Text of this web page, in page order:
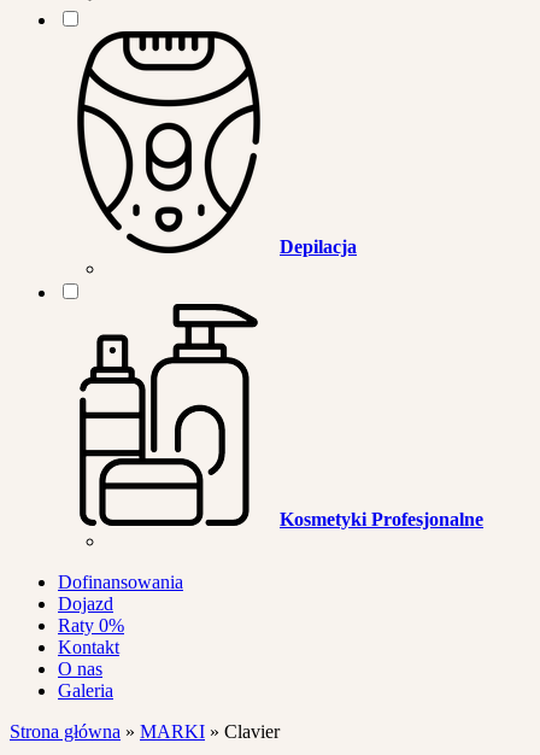
Depilacja
Kosmetyki Profesjonalne
Dofinansowania
Dojazd
Raty 0%
Kontakt
O nas
Galeria
Strona główna » MARKI » Clavier